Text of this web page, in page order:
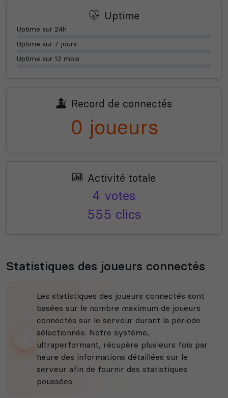
Uptime
Uptime sur 24h
Uptime sur 7 jours
Uptime sur 12 mois
Record de connectés
0 joueurs
Activité totale
4 votes
555 clics
Statistiques des joueurs connectés
Les statistiques des joueurs connectés sont
basées sur le nombre maximum de joueurs
connectés sur le serveur durant la période
sélectionnée. Notre système,
ultraperformant, récupère plusieurs fois par
heure des informations détaillées sur le
serveur afin de fournir des statistiques
poussées.